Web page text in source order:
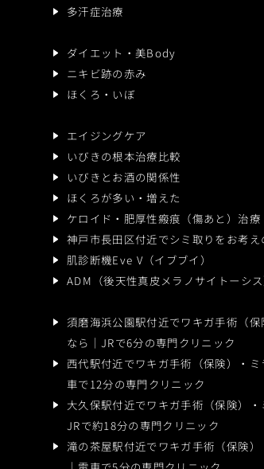
多汗症治療
ダイエット・美Body
ニキビ跡の赤み
ほくろ・いぼ
エイジングケア
いびきの根本治療比較
いびきとお酒の関係性
ほくろが多い・増えた
ケロイド・肥厚性瘢痕 （傷あと）治療
神戸市長田区付近でシミ取りをお考え
肌診断機Eve V（イブブイ）
ADM（後天性真皮メラノサイトーシ
須磨海浜公園駅付近でワキガ手術（保
なら｜JRで6分の専門クリニック
西代駅付近でワキガ手術（保険）・
車で12分の専門クリニック
大久保駅付近でワキガ手術（保険）・
JRで約18分の専門クリニック
滝の茶屋駅付近でワキガ手術（保険）